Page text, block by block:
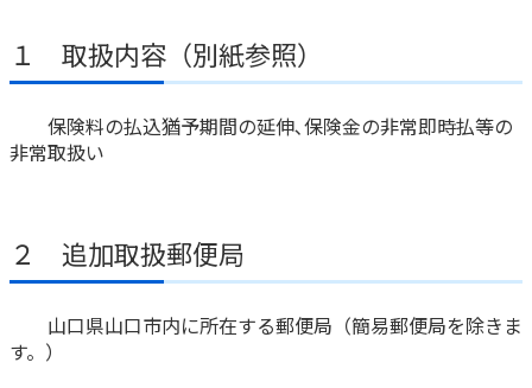
きっかけ・できごとから探す
新規登録
ログイン
学資保険
お見積りシミュレーション
資料請求
保険の探し方のポイント
お役立ち情報
かんぽ生命の団体取扱い
法人向け資料請求
保険
子育て
ライフプラン
ご挨拶
財務情報
お問い合わせ
サステナビリティ
English
１ 取扱内容（別紙参照）
保険料の払込猶予期間の延伸､保険金の非常即時払等の
非常取扱い
２ 追加取扱郵便局
山口県山口市内に所在する郵便局（簡易郵便局を除きま
す。）